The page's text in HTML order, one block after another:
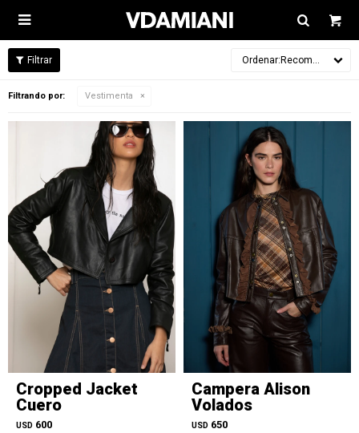

Recomendados
Filtrando por: Vestimenta
Cropped Jacket
Cuero
USD 600
Campera Alison
Volados
USD 650